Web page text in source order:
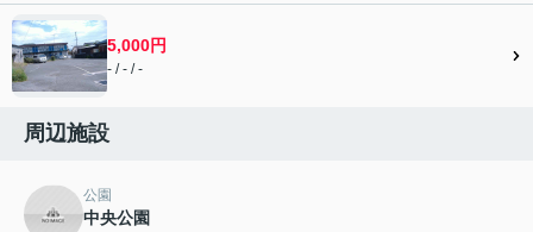
5,000円
- / - / -
周辺施設
公園
中央公園